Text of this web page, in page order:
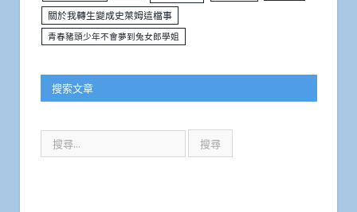
關於我轉生變成史萊姆這檔事
青春豬頭少年不會夢到兔女郎學姐
搜索文章